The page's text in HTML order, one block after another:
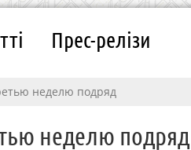
Прес-релізи
неделю подряд
неделю подряд